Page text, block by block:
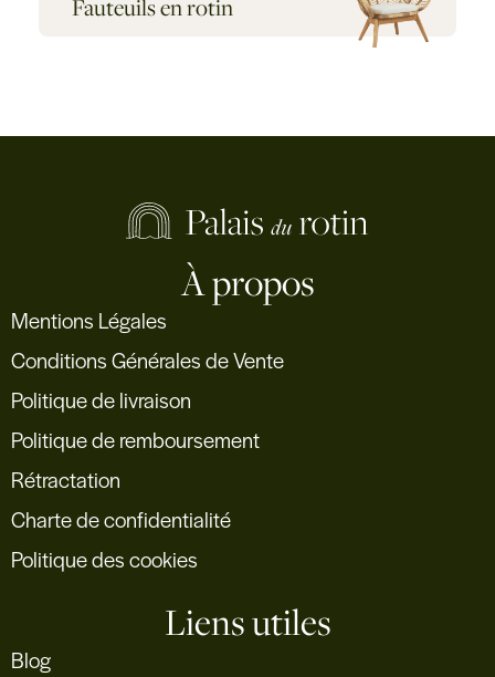
Fauteuils en rotin
À propos
Mentions Légales
Conditions Générales de Vente
Politique de livraison
Politique de remboursement
Rétractation
Charte de confidentialité
Politique des cookies
Liens utiles
Blog